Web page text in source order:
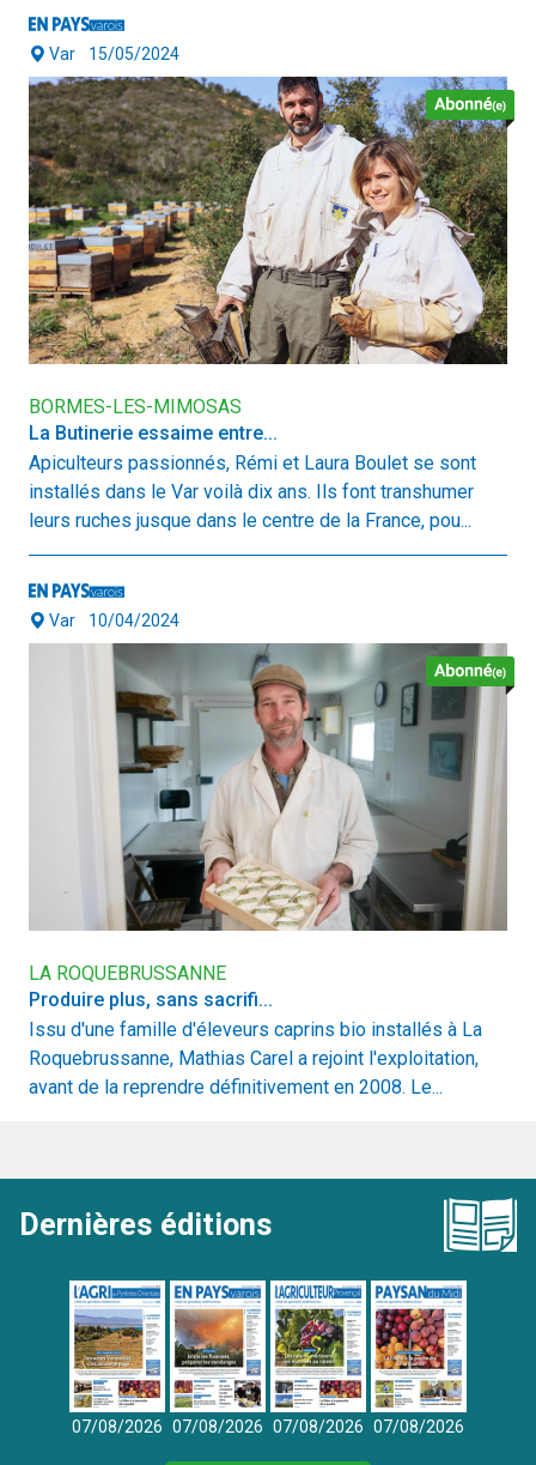
Var 15/05/2024
BORMES-LES-MIMOSAS
La Butinerie essaime entre...
Apiculteurs passionnés, Rémi et Laura Boulet se sont
installés dans le Var voilà dix ans. Ils font transhumer
leurs ruches jusque dans le centre de la France, pou...
Var 10/04/2024
LA ROQUEBRUSSANNE
Produire plus, sans sacrifi...
Issu d'une famille d'éleveurs caprins bio installés à La
Roquebrussanne, Mathias Carel a rejoint l'exploitation,
avant de la reprendre définitivement en 2008. Le...
Dernières éditions
07/08/2026 07/08/2026 07/08/2026 07/08/2026